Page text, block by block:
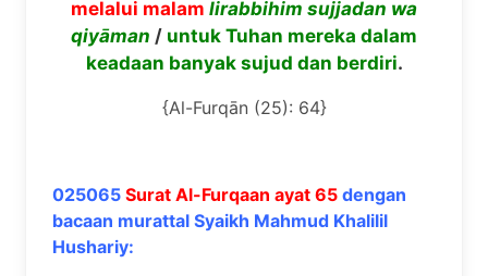
melalui malam lirabbihim sujjadan wa
qiyāman / untuk Tuhan mereka dalam
keadaan banyak sujud dan berdiri.
{Al-Furqān (25): 64}
025065 Surat Al-Furqaan ayat 65 dengan
bacaan murattal Syaikh Mahmud Khalilil
Hushariy: